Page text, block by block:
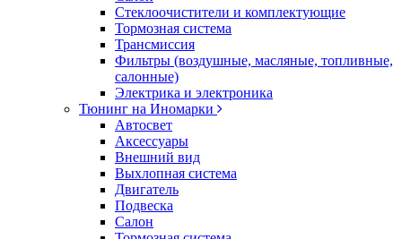
Стеклоочистители и комплектующие
Тормозная система
Трансмиссия
Фильтры (воздушные, масляные, топливные,
салонные)
Электрика и электроника
Тюнинг на Иномарки
Автосвет
Аксессуары
Внешний вид
Выхлопная система
Двигатель
Подвеска
Салон